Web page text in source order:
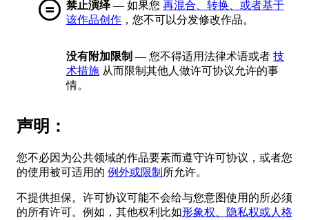
禁止演绎 — 如果您 再混合、转换、或者基于
该作品创作 ，您不可以分发修改作品。
没有附加限制 — 您不得适用法律术语或者 技
术措施 从而限制其他人做许可协议允许的事
情。
声明：
您不必因为公共领域的作品要素而遵守许可协议，或者您
的使用被可适用的 例外或限制 所允许。
不提供担保。许可协议可能不会给与您意图使用的所必须
的所有许可。例如，其他权利比如形象权、隐私权或人格